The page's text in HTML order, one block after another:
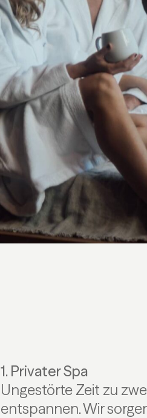
1. Privater Spa
Ungestörte Zeit zu
entspannen. Wir